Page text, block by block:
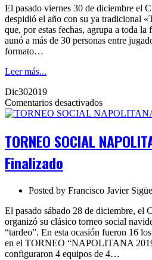
El pasado viernes 30 de diciembre el
despidió el año con su ya tradicional
que, por estas fechas, agrupa a toda
aunó a más de 30 personas entre
formato…
Leer más...
Dic302019
Comentarios desactivadosen
TORNEO
2019.
TORNEO SOCIAL
Finalizado
Posted by Francisco Javier
El pasado sábado 28 de diciembre, el
organizó su clásico torneo social
“tardeo”. En esta ocasión fueron 16
en el TORNEO “NAPOLITANA
configuraron 4 equipos de 4…